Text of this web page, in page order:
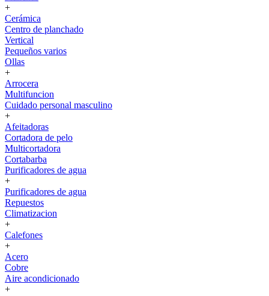
+
Cerámica
Centro de planchado
Vertical
Pequeños varios
Ollas
+
Arrocera
Multifuncion
Cuidado personal masculino
+
Afeitadoras
Cortadora de pelo
Multicortadora
Cortabarba
Purificadores de agua
+
Purificadores de agua
Repuestos
Climatizacion
+
Calefones
+
Acero
Cobre
Aire acondicionado
+